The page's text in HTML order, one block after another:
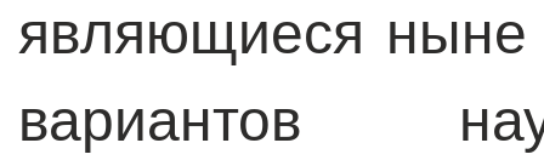
являющиеся ныне
вариантов